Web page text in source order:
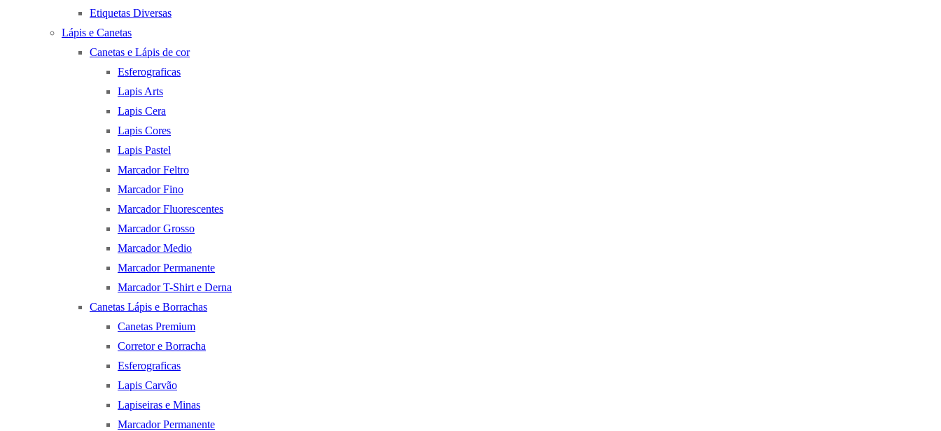
Etiquetas Diversas
Lápis e Canetas
Canetas e Lápis de cor
Esferograficas
Lapis Arts
Lapis Cera
Lapis Cores
Lapis Pastel
Marcador Feltro
Marcador Fino
Marcador Fluorescentes
Marcador Grosso
Marcador Medio
Marcador Permanente
Marcador T-Shirt e Derna
Canetas Lápis e Borrachas
Canetas Premium
Corretor e Borracha
Esferograficas
Lapis Carvão
Lapiseiras e Minas
Marcador Permanente